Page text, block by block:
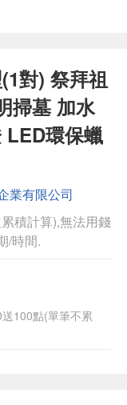
對) 祭拜祖
掃墓 加水
LED環保蠟
業有限公司
積計算),無法用錢
/時間.
100點(單筆不累